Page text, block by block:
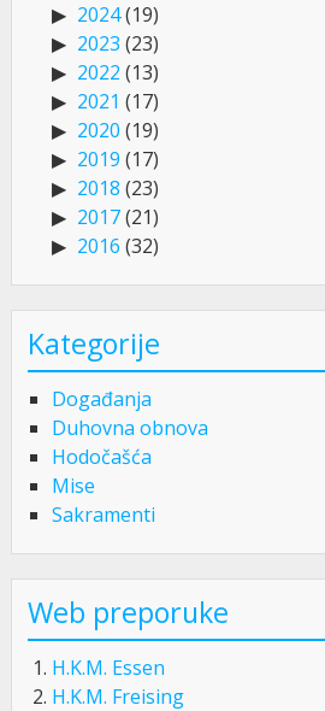
2024(19)
2023 (23)
2022 (13)
2021 (17)
2020 (19)
2019 (17)
2018 (23)
2017(21)
2016 (32)
Kategorije
Događanja
Duhovna obnova
Hodočašća
Mise
Sakramenti
Web preporuke
H.K.M. Essen
H.K.M. Freising